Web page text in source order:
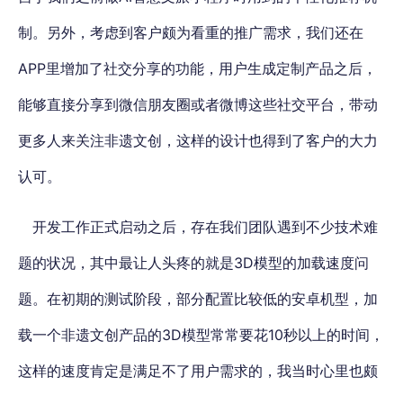
制。另外，考虑到客户颇为看重的推广需求，我们还在
APP里增加了社交分享的功能，用户生成定制产品之后，
能够直接分享到微信朋友圈或者微博这些社交平台，带动
更多人来关注非遗文创，这样的设计也得到了客户的大力
认可。
开发工作正式启动之后，存在我们团队遇到不少技术难
题的状况，其中最让人头疼的就是3D模型的加载速度问
题。在初期的测试阶段，部分配置比较低的安卓机型，加
载一个非遗文创产品的3D模型常常要花10秒以上的时间，
这样的速度肯定是满足不了用户需求的，我当时心里也颇